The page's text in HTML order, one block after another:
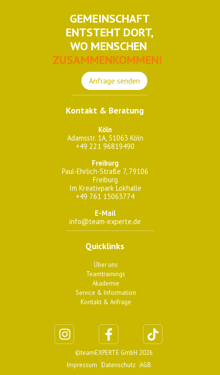
GEMEINSCHAFT
ENTSTEHT DORT,
WO MENSCHEN
ZUSAMMENKOMMEN!
Anfrage senden
Kontakt & Beratung
Köln
Adamsstr. 1A, 51063 Köln
+49 221 96819490
Freiburg
Paul-Ehrlich-Straße 7, 79106
Freiburg
Im Kreativpark Lokhalle
+49 761 15063774
E-Mail
info@team-experte.de
Quicklinks
Über uns
Teamtrainings
Akademie
Service & Information
Kontakt & Anfrage
©teamEXPERTE GmbH 2026
Impressum Datenschutz AGB